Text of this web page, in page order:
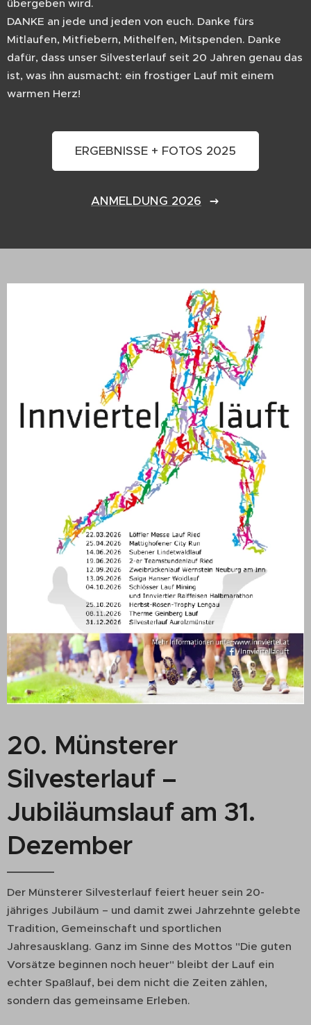
übergeben wird.
DANKE an jede und jeden von euch. Danke fürs
Mitlaufen, Mitfiebern, Mithelfen, Mitspenden. Danke
dafür, dass unser Silvesterlauf seit 20 Jahren genau das
ist, was ihn ausmacht: ein frostiger Lauf mit einem
warmen Herz!
ERGEBNISSE + FOTOS 2025
ANMELDUNG 2026
20. Münsterer
Silvesterlauf –
Jubiläumslauf am 31.
Dezember
Der Münsterer Silvesterlauf feiert heuer sein 20-
jähriges Jubiläum – und damit zwei Jahrzehnte gelebte
Tradition, Gemeinschaft und sportlichen
Jahresausklang. Ganz im Sinne des Mottos "Die guten
Vorsätze beginnen noch heuer" bleibt der Lauf ein
echter Spaßlauf, bei dem nicht die Zeiten zählen,
sondern das gemeinsame Erleben.